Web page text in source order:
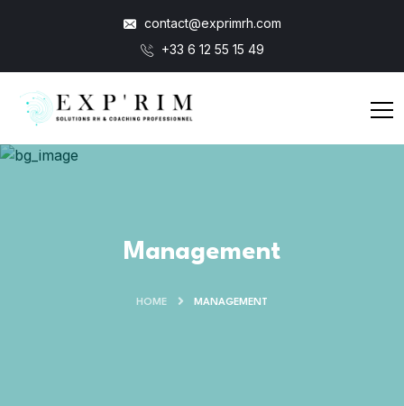
contact@exprimrh.com
+33 6 12 55 15 49
Management
HOME MANAGEMENT